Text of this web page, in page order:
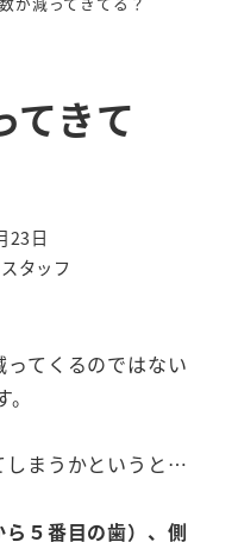
てきて
23日
タッフ
ってくるのではない
しまうかというと…
５番目の歯）、側